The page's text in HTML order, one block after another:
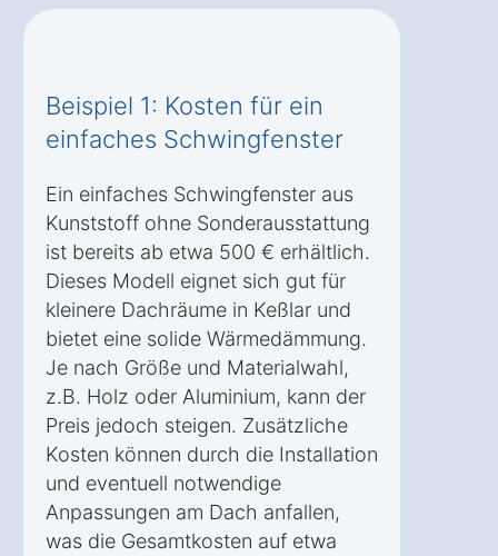
Beispiel 1: Kosten für ein
einfaches Schwingfenster
Ein einfaches Schwingfenster aus
Kunststoff ohne Sonderausstattung
ist bereits ab etwa 500 € erhältlich.
Dieses Modell eignet sich gut für
kleinere Dachräume in Keßlar und
bietet eine solide Wärmedämmung.
Je nach Größe und Materialwahl,
z.B. Holz oder Aluminium, kann der
Preis jedoch steigen. Zusätzliche
Kosten können durch die Installation
und eventuell notwendige
Anpassungen am Dach anfallen,
was die Gesamtkosten auf etwa